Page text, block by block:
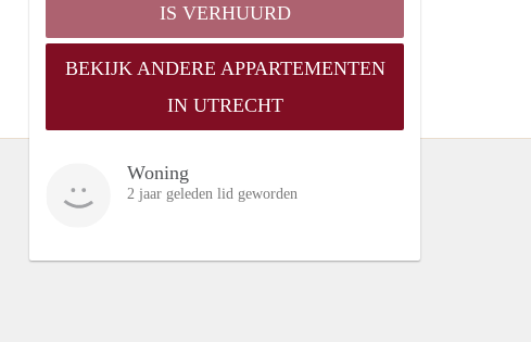
IS VERHUURD
BEKIJK ANDERE APPARTEMENTEN
IN UTRECHT
Woning
2 jaar geleden lid geworden